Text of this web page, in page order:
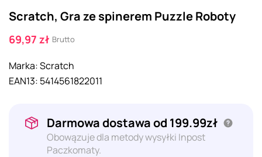
Scratch, Gra ze spinerem Puzzle Roboty
69,97 zł Brutto
Marka:Scratch
EAN13: 5414561822011
Darmowa dostawa od 199.99zł
Obowązuje dla metody wysyłki Inpost
Paczkomaty.